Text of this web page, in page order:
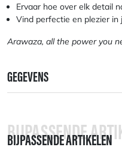
Ervaar hoe over elk detail
Vind perfectie en plezier
Arawaza, all the power you
GEGEVENS
BIJPASSENDE
BIJPASSENDE ARTIKELEN